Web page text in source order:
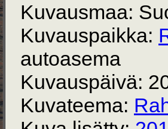
Kuvausmaa:
Kuvauspaikka:
autoasema
Kuvauspäivä:
Kuvateema: